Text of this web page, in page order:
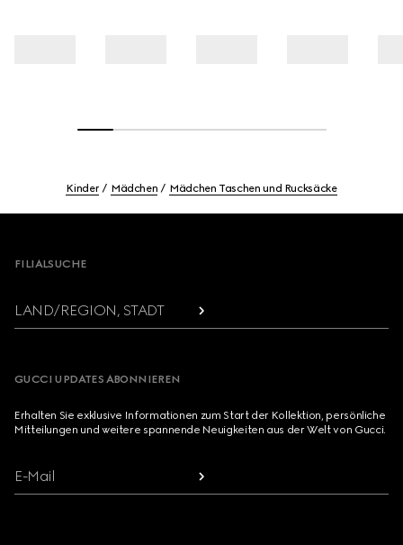
Kinder Mädchen Mädchen Taschen und Rucksäcke
FILIALSUCHE
LAND/REGION, STADT
GUCCI UPDATES ABONNIEREN
Erhalten Sie exklusive Informationen zum Start der Kollektion, persönliche
Mitteilungen und weitere spannende Neuigkeiten aus der Welt von Gucci.
E-Mail